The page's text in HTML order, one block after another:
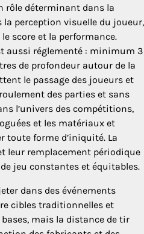
rôle déterminant dans la
la perception visuelle du joueur,
score et la performance.
aussi réglementé : minimum 3
de profondeur autour de la
le passage des joueurs et
des parties et sans
l’univers des compétitions,
et les matériaux et
toute forme d’iniquité. La
leur remplacement périodique
jeu constantes et équitables.
dans des événements
cibles traditionnelles et
mais la distance de tir